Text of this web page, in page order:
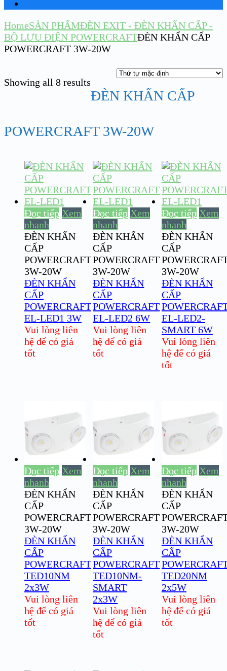
HomeSẢN PHẨMĐÈN EXIT - ĐÈN KHẨN CẤP -
BỘ LƯU ĐIỆN POWERCRAFTĐÈN KHẨN CẤP
POWERCRAFT 3W-20W
Showing all 8 results
ĐÈN KHẨN CẤP
POWERCRAFT 3W-20W
Đọc tiếp Xem
nhanh
ĐÈN KHẨN
CẤP
POWERCRAFT
3W-20W
ĐÈN KHẨN
CẤP
POWERCRAFT
EL-LED1 3W
Vui lòng liên
hệ để có giá
tốt
Đọc tiếp Xem
nhanh
ĐÈN KHẨN
CẤP
POWERCRAFT
3W-20W
ĐÈN KHẨN
CẤP
POWERCRAFT
EL-LED2 6W
Vui lòng liên
hệ để có giá
tốt
Đọc tiếp Xem
nhanh
ĐÈN KHẨN
CẤP
3W-20W
ĐÈN KHẨN
CẤP
EL-LED2-
SMART 6W
Vui lòng liên
hệ để có giá
tốt
Đọc tiếp Xem
nhanh
ĐÈN KHẨN
CẤP
POWERCRAFT
3W-20W
ĐÈN KHẨN
CẤP
POWERCRAFT
TED10NM
2x3W
Vui lòng liên
hệ để có giá
tốt
Đọc tiếp Xem
nhanh
ĐÈN KHẨN
CẤP
POWERCRAFT
3W-20W
ĐÈN KHẨN
CẤP
POWERCRAFT
TED10NM-
SMART
2x3W
Vui lòng liên
hệ để có giá
tốt
Đọc tiếp Xem
nhanh
ĐÈN KHẨN
CẤP
3W-20W
ĐÈN KHẨN
CẤP
TED20NM
2x5W
Vui lòng liên
hệ để có giá
tốt